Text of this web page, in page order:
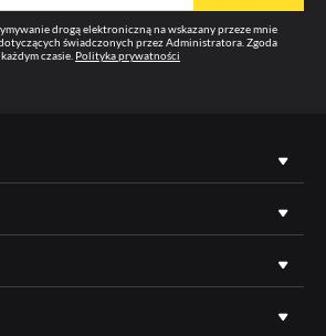
TOPMET
drogą elektroniczną na wskazany przeze mnie
świadczonych przez Administratora. Zgoda
czasie. Polityka prywatności